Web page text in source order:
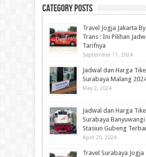
Category Posts
Travel Jogja Jakarta
Trans : Ini Pilihan
Tarifnya
September 11, 2024
Jadwal dan Harga
Surabaya Malang
May 2, 2024
Jadwal dan Harga
Surabaya Banyuwangi
Stasiun Gubeng
April 20, 2024
Travel Surabaya Jogja